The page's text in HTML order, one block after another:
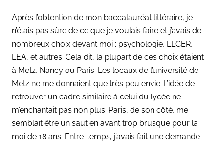
Après l’obtention de mon baccalauréat littéraire, je
n’étais pas sûre de ce que je voulais faire et j’avais de
nombreux choix devant moi : psychologie, LLCER,
LEA, et autres. Cela dit, la plupart de ces choix étaient
à Metz, Nancy ou Paris. Les locaux de l’université de
Metz ne me donnaient que très peu envie. L’idée de
retrouver un cadre similaire à celui du lycée ne
m’enchantait pas non plus. Paris, de son côté, me
semblait être un saut en avant trop brusque pour la
moi de 18 ans. Entre-temps, j’avais fait une demande